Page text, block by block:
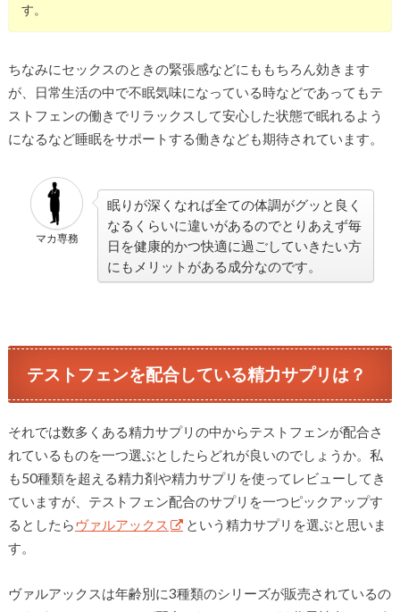
す。
ちなみにセックスのときの緊張感などにももちろん効きます
が、日常生活の中で不眠気味になっている時などであってもテ
ストフェンの働きでリラックスして安心した状態で眠れるよう
になるなど睡眠をサポートする働きなども期待されています。
マカ専務
眠りが深くなれば全ての体調がグッと良く
なるくらいに違いがあるのでとりあえず毎
日を健康的かつ快適に過ごしていきたい方
にもメリットがある成分なのです。
テストフェンを配合している精力サプリは？
それでは数多くある精力サプリの中からテストフェンが配合さ
れているものを一つ選ぶとしたらどれが良いのでしょうか。私
も50種類を超える精力剤や精力サプリを使ってレビューしてき
ていますが、テストフェン配合のサプリを一つピックアップす
るとしたらヴァルアックス
という精力サプリを選ぶと思いま
す。
ヴァルアックスは年齢別に3種類のシリーズが販売されているの